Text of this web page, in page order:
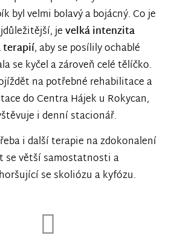
byl velmi bolavý a bojácný. Co je
jevelká intenzita
terapií, aby se posílily ochablé
se kyčel a zároveň celé tělíčko.
na potřebné rehabilitace a
do Centra Hájek u Rokycan,
i denní stacionář.
i další terapie na zdokonalení
se větší samostatnosti a
se skoliózu a kyfózu.